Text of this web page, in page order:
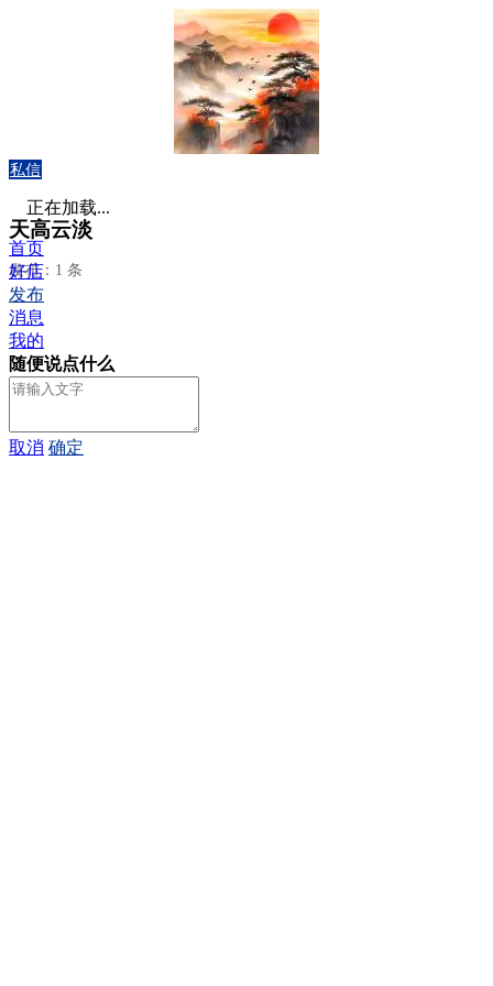
私信
天高云淡
发布：1 条
正在加载...
首页
好店
发布
消息
我的
随便说点什么
取消 确定